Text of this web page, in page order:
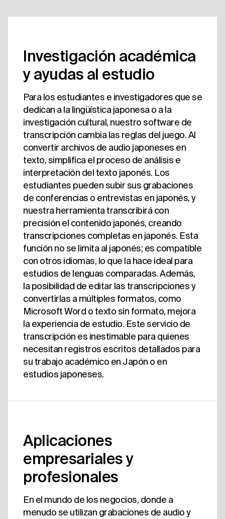
Investigación académica
y ayudas al estudio
Para los estudiantes e investigadores que se
dedican a la lingüística japonesa o a la
investigación cultural, nuestro software de
transcripción cambia las reglas del juego. Al
convertir archivos de audio japoneses en
texto, simplifica el proceso de análisis e
interpretación del texto japonés. Los
estudiantes pueden subir sus grabaciones
de conferencias o entrevistas en japonés, y
nuestra herramienta transcribirá con
precisión el contenido japonés, creando
transcripciones completas en japonés. Esta
función no se limita al japonés; es compatible
con otros idiomas, lo que la hace ideal para
estudios de lenguas comparadas. Además,
la posibilidad de editar las transcripciones y
convertirlas a múltiples formatos, como
Microsoft Word o texto sin formato, mejora
la experiencia de estudio. Este servicio de
transcripción es inestimable para quienes
necesitan registros escritos detallados para
su trabajo académico en Japón o en
estudios japoneses.
Aplicaciones
empresariales y
profesionales
En el mundo de los negocios, donde a
menudo se utilizan grabaciones de audio y